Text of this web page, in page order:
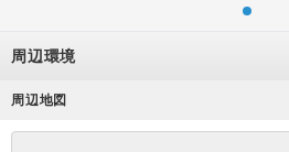
周辺環境
周辺地図